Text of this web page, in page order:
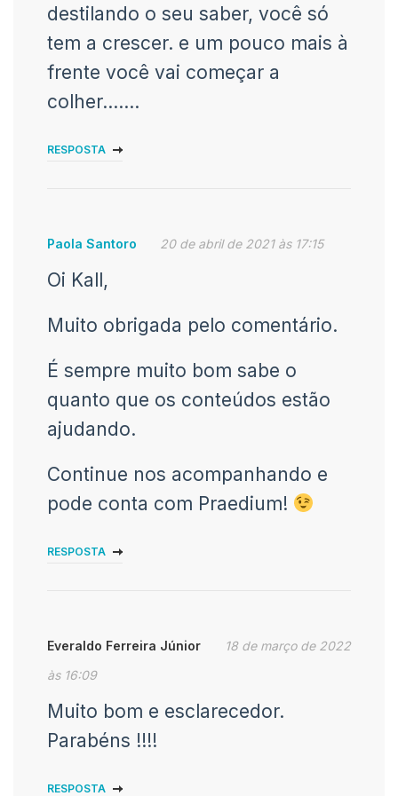
destilando o seu saber, você só
tem a crescer. e um pouco mais à
frente você vai começar a
colher…….
RESPOSTA
Paola Santoro 20 de abril de 2021 às 17:15
Oi Kall,
Muito obrigada pelo comentário.
É sempre muito bom sabe o
quanto que os conteúdos estão
ajudando.
Continue nos acompanhando e
pode conta com Praedium!
RESPOSTA
Everaldo Ferreira Júnior
18 de março de 2022
às 16:09
Muito bom e esclarecedor.
Parabéns !!!!
RESPOSTA